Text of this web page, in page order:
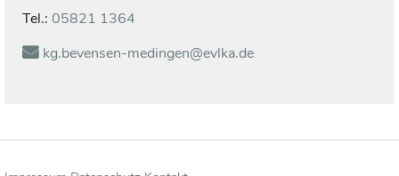
Tel.: 05821 1364
kg.bevensen-medingen@evlka.de